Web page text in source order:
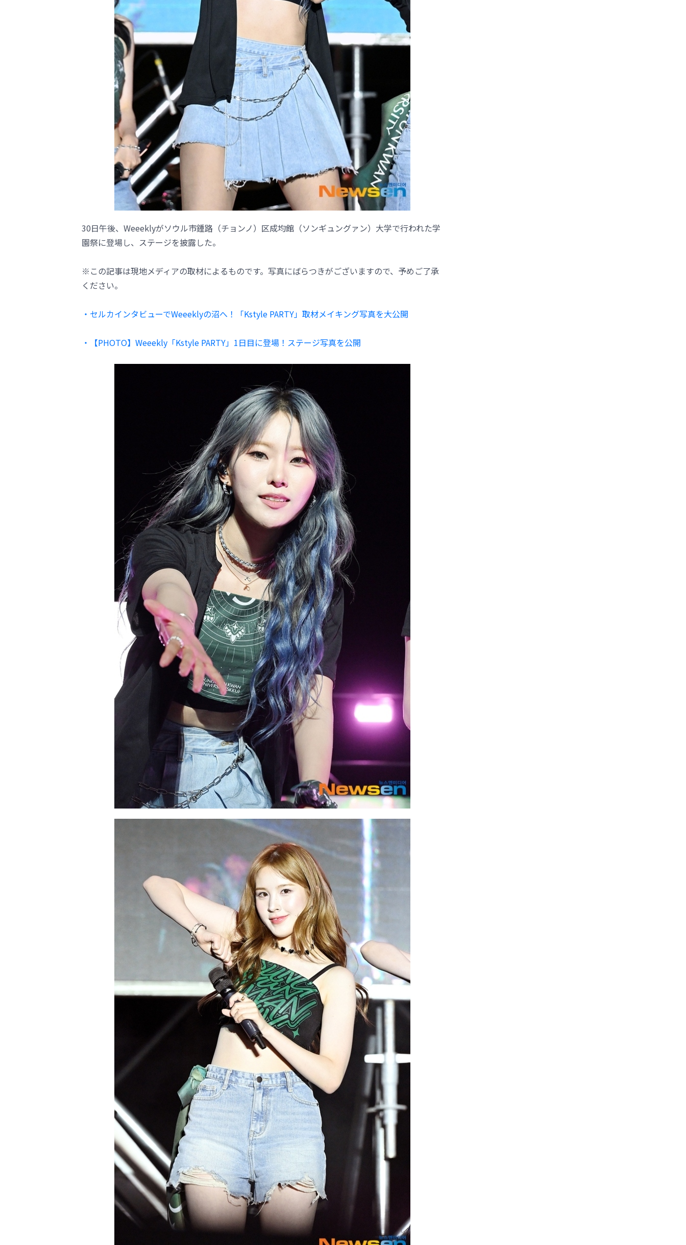
30日午後、Weeeklyがソウル市鍾路（チョンノ）区成均館（ソンギュングァン）大学で行われた学
園祭に登場し、ステージを披露した。
※この記事は現地メディアの取材によるものです。写真にばらつきがございますので、予めご了承
ください。
・セルカインタビューでWeeeklyの沼へ！「Kstyle PARTY」取材メイキング写真を大公開
・【PHOTO】Weeekly「Kstyle PARTY」1日目に登場！ステージ写真を公開